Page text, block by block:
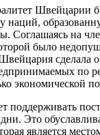
Швейцарии
наций,
Соглашаясь на
было
сделала
по
экономической
поддерживать
Это
является